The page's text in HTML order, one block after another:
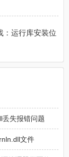
：运行库安装位
失报错问题
文件